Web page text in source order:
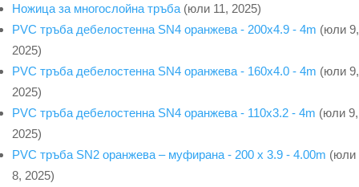
Ножица за многослойна тръба (юли 11, 2025)
PVC тръба дебелостенна SN4 оранжева - 200x4.9 - 4m (юли 9,
2025)
PVC тръба дебелостенна SN4 оранжева - 160x4.0 - 4m (юли 9,
2025)
PVC тръба дебелостенна SN4 оранжева - 110x3.2 - 4m (юли 9,
2025)
PVC тръба SN2 оранжева – муфирана - 200 x 3.9 - 4.00m (юли
8, 2025)